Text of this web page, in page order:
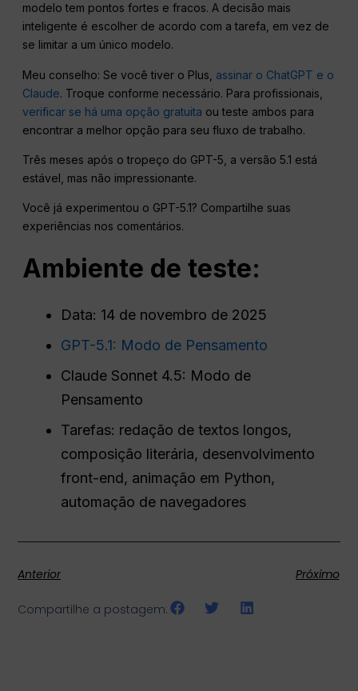
modelo tem pontos fortes e fracos. A decisão mais
inteligente é escolher de acordo com a tarefa, em vez de
se limitar a um único modelo.
Meu conselho: Se você tiver o Plus, assinar o ChatGPT e o
Claude. Troque conforme necessário. Para profissionais,
verificar se há uma opção gratuita ou teste ambos para
encontrar a melhor opção para seu fluxo de trabalho.
Três meses após o tropeço do GPT-5, a versão 5.1 está
estável, mas não impressionante.
Você já experimentou o GPT-5.1? Compartilhe suas
experiências nos comentários.
Ambiente de teste:
Data: 14 de novembro de 2025
GPT-5.1: Modo de Pensamento
Claude Sonnet 4.5: Modo de
Pensamento
Tarefas: redação de textos longos,
composição literária, desenvolvimento
front-end, animação em Python,
automação de navegadores
Anterior Próximo
Compartilhe a postagem: